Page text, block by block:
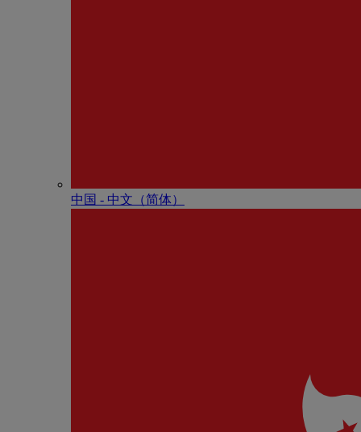
中国 - 中⽂（简体）